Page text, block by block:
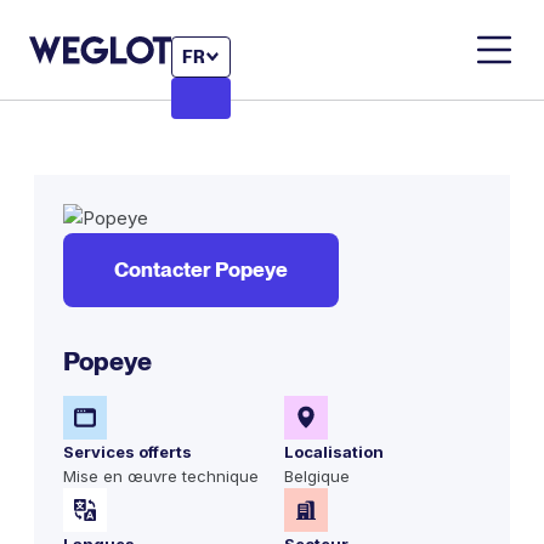
FR
Contacter Popeye
Popeye
Services offerts
Mise en œuvre technique
Localisation
Belgique